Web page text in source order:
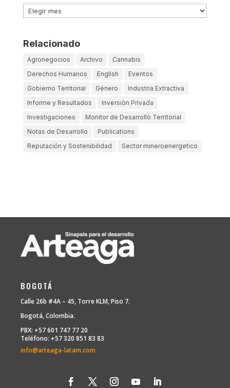
Archivos
Relacionado
Agronegocios Archivo
Cannabis
Derechos Humanos
English
Eventos
Gobierno Territorial
Género
Industria Extractiva
Informe y Resultados
Inversión Privada
Investigaciones
Monitor de Desarrollo Territorial
Notas de Desarrollo
Publications
Reputación y Sostenibilidad
Sector mineroenergetico
BOGOTÁ
Calle 26b #4A – 45, Torre KLM, Piso 7.
Bogotá, Colombia.
PBX: +57 601 747 77 20
Teléfono: +57 320 851 83 83
info@arteaga-latam.com